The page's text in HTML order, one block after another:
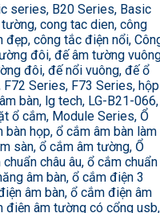
series, B20 Series, Basic
cong tac dien, công
công tắc điện nổi,
đôi, đế âm tường
đôi, đế nổi vuông, đế ổ
Series, F73 Series, hộp
bàn, lg tech, LG-B21-066,
ổ cắm, Module Series, Ổ
bàn họp, ổ cắm âm bàn làm
sàn, ổ cắm âm tường, Ổ
châu âu, ổ cắm chuẩn
âm bàn, ổ cắm điện 3
âm bàn, ổ cắm điện âm
điện âm tường có cổng usb,